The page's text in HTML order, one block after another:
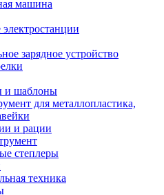
машина
зарядное устройство
и шаблоны
для металлопластика,
и рации
степлеры
техника